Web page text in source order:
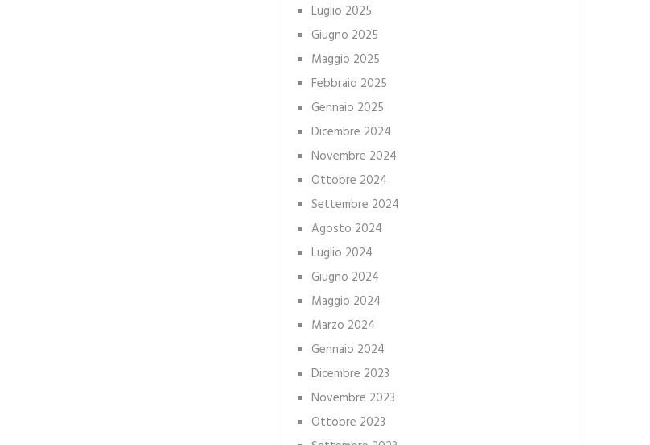
Luglio 2025
Giugno 2025
Maggio 2025
Febbraio 2025
Gennaio 2025
Dicembre 2024
Novembre 2024
Ottobre 2024
Settembre 2024
Agosto 2024
Luglio 2024
Giugno 2024
Maggio 2024
Marzo 2024
Gennaio 2024
Dicembre 2023
Novembre 2023
Ottobre 2023